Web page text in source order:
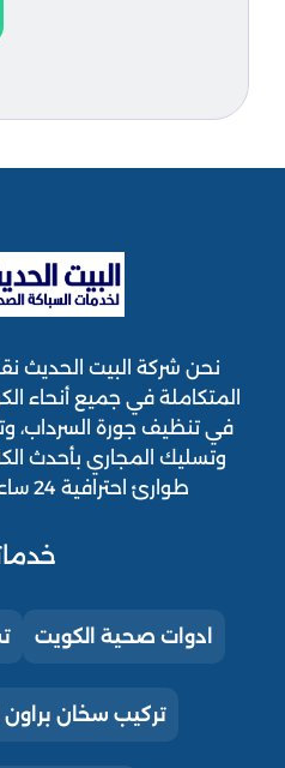
نحن شركة البيت الحديث
المتكاملة في جميع أنحاء
في تنظيف جورة السرداب،
وتسليك المجاري بأحدث
طوارئ احترافية 24 ساعة كل أيام الأسبوع.
ادوات صحية الكويت
تركيب سخان براون